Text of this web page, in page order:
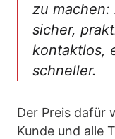
zu machen:
sicher,
kontaktlos,
schneller.
Der Preis dafür
Kunde und alle